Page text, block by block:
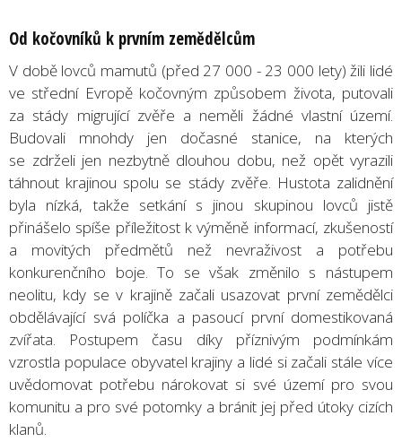
Od kočovníků k prvním zemědělcům
V době lovců mamutů (před 27 000 - 23 000 lety) žili lidé
ve střední Evropě kočovným způsobem života, putovali
za stády migrující zvěře a neměli žádné vlastní území.
Budovali mnohdy jen dočasné stanice, na kterých
se zdrželi jen nezbytně dlouhou dobu, než opět vyrazili
táhnout krajinou spolu se stády zvěře. Hustota zalidnění
byla nízká, takže setkání s jinou skupinou lovců jistě
přinášelo spíše příležitost k výměně informací, zkušeností
a movitých předmětů než nevraživost a potřebu
konkurenčního boje. To se však změnilo s nástupem
neolitu, kdy se v krajině začali usazovat první zemědělci
obdělávající svá políčka a pasoucí první domestikovaná
zvířata. Postupem času díky příznivým podmínkám
vzrostla populace obyvatel krajiny a lidé si začali stále více
uvědomovat potřebu nárokovat si své území pro svou
komunitu a pro své potomky a bránit jej před útoky cizích
klanů.